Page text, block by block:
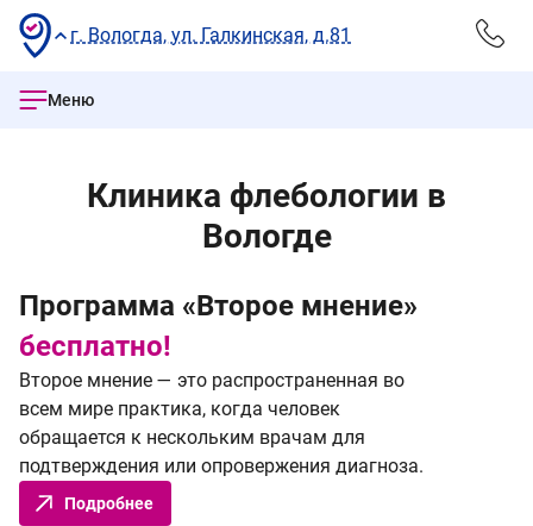
г. Вологда, ул. Галкинская, д.81
Меню
Клиника флебологии в
Вологде
Программа «Второе мнение»
бесплатно!
Второе мнение — это распространенная во
всем мире практика, когда человек
обращается к нескольким врачам для
подтверждения или опровержения диагноза.
Подробнее